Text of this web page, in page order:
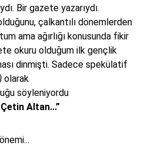
Bir gazete yazarıydı.
çalkantılı dönemlerden
ama ağırlığı konusunda fikir
okuru olduğum ilk gençlik
dinmişti. Sadece spekülatif
olarak
söyleniyordu
Altan...”